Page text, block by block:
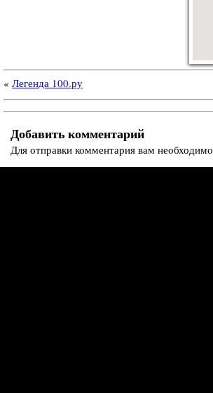
« Легенда 100.ру
Добавить комментарий
Для отправки комментария вам необходимо